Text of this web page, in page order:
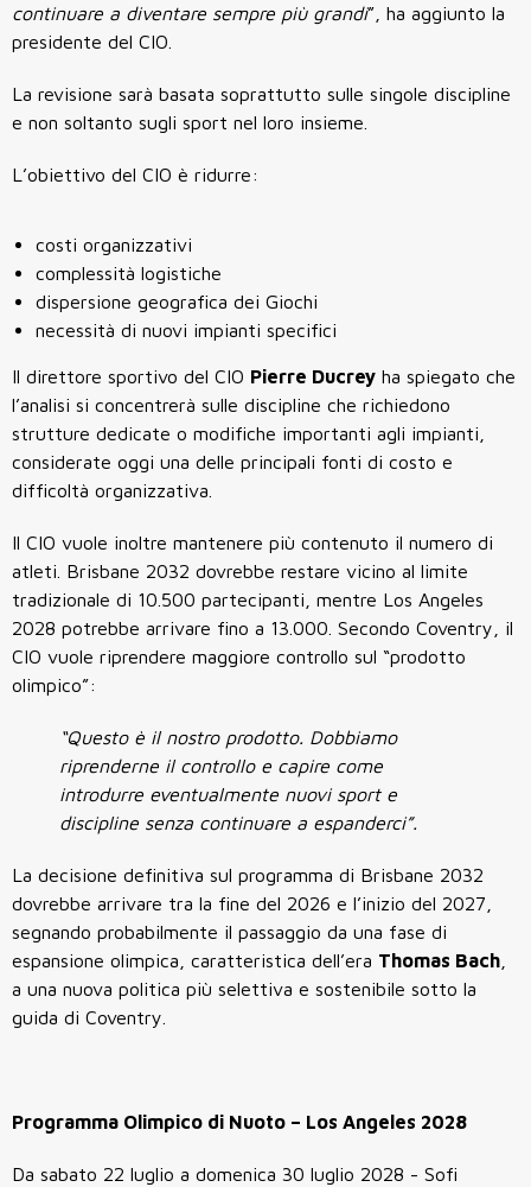
continuare a diventare sempre più grandi”, ha aggiunto la
presidente del CIO.
La revisione sarà basata soprattutto sulle singole discipline
e non soltanto sugli sport nel loro insieme.
L’obiettivo del CIO è ridurre:
costi organizzativi
complessità logistiche
dispersione geografica dei Giochi
necessità di nuovi impianti specifici
Il direttore sportivo del CIO Pierre Ducrey ha spiegato che
l’analisi si concentrerà sulle discipline che richiedono
strutture dedicate o modifiche importanti agli impianti,
considerate oggi una delle principali fonti di costo e
difficoltà organizzativa.
Il CIO vuole inoltre mantenere più contenuto il numero di
atleti. Brisbane 2032 dovrebbe restare vicino al limite
tradizionale di 10.500 partecipanti, mentre Los Angeles
2028 potrebbe arrivare fino a 13.000. Secondo Coventry, il
CIO vuole riprendere maggiore controllo sul “prodotto
olimpico”:
“Questo è il nostro prodotto. Dobbiamo
riprenderne il controllo e capire come
introdurre eventualmente nuovi sport e
discipline senza continuare a espanderci”.
La decisione definitiva sul programma di Brisbane 2032
dovrebbe arrivare tra la fine del 2026 e l’inizio del 2027,
segnando probabilmente il passaggio da una fase di
espansione olimpica, caratteristica dell’era Thomas Bach
a una nuova politica più selettiva e sostenibile sotto la
guida di Coventry.
Programma Olimpico di Nuoto – Los Angeles 2028
Da sabato 22 luglio a domenica 30 luglio 2028 - Sofi